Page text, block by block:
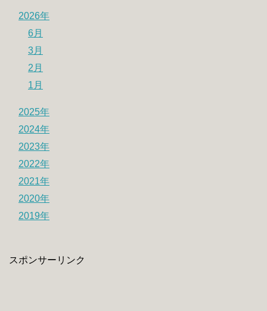
2026年
6月
3月
2月
1月
2025年
2024年
2023年
2022年
2021年
2020年
2019年
スポンサーリンク